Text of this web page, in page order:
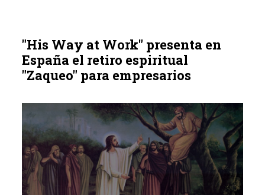
"His Way at Work" presenta en
España el retiro espiritual
"Zaqueo" para empresarios